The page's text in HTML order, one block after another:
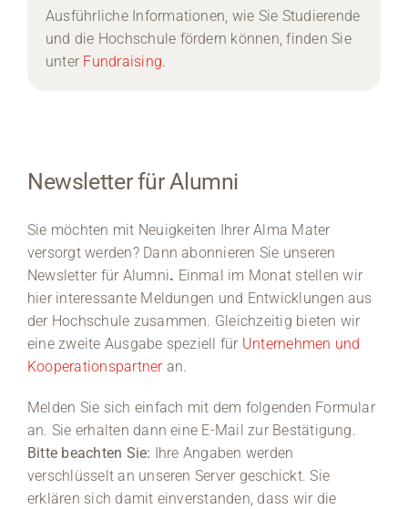
Ausführliche Informationen, wie Sie Studierende
und die Hochschule fördern können, finden Sie
unter Fundraising.
Newsletter für Alumni
Sie möchten mit Neuigkeiten Ihrer Alma Mater
versorgt werden? Dann abonnieren Sie unseren
Newsletter für Alumni. Einmal im Monat stellen wir
hier interessante Meldungen und Entwicklungen aus
der Hochschule zusammen. Gleichzeitig bieten wir
eine zweite Ausgabe speziell für Unternehmen und
Kooperationspartneran.
Melden Sie sich einfach mit dem folgenden Formular
an. Sie erhalten dann eine E-Mail zur Bestätigung.
Bitte beachten Sie: Ihre Angaben werden
verschlüsselt an unseren Server geschickt. Sie
erklären sich damit einverstanden, dass wir die